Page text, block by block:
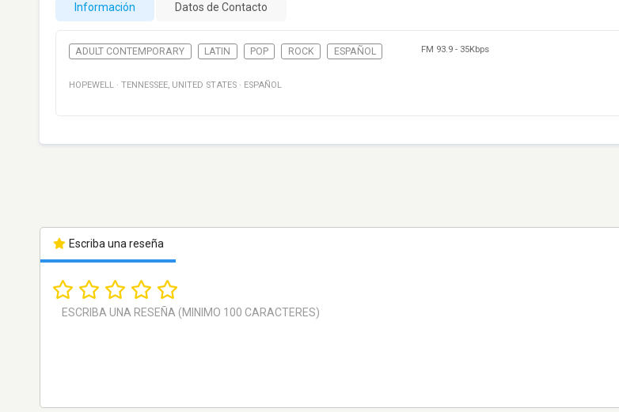
Información Datos de Contacto
ADULT CONTEMPORARY LATIN POP ROCK ESPAÑOL FM 93.9 - 35Kbps
HOPEWELL · TENNESSEE, UNITED STATES · ESPAÑOL
Escriba una reseña